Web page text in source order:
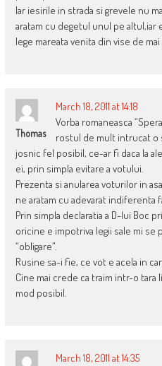
Iar iesirile in strada si grevele nu
aratam cu degetul unul pe
lege mareata venita din vise de
Thomas
March 18, 2011 at 14:18
Vorba romaneasca
rostul de mult intrucat o
josnic fel posibil, ce-ar fi daca la
ei, prin simpla evitare a votului.
Prezenta si anularea voturilor in
ne aratam cu adevarat indiferenta
Prin simpla declaratia a D-lui Boc
oricine e impotriva legii sale mi se
“obligare”.
Rusine sa-i fie, ce vot e acela in
Cine mai crede ca traim intr-o
mod posibil.
March 18, 2011 at 14:35